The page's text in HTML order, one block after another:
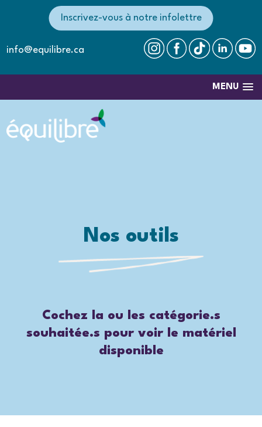
info@equilibre.ca
Inscrivez-vous à notre infolettre
MENU
Nos outils
Cochez la ou les catégorie.s
souhaitée.s pour voir le matériel
disponible